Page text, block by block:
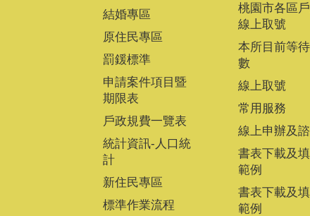
結婚專區
原住民專區
罰鍰標準
申請案件項目暨
期限表
戶政規費一覽表
統計資訊-人口統
計
新住民專區
標準作業流程
桃園市各區
線上取號
本所目前等待
數
線上取號
常用服務
線上申辦及
書表下載及
範例
書表下載及
範例